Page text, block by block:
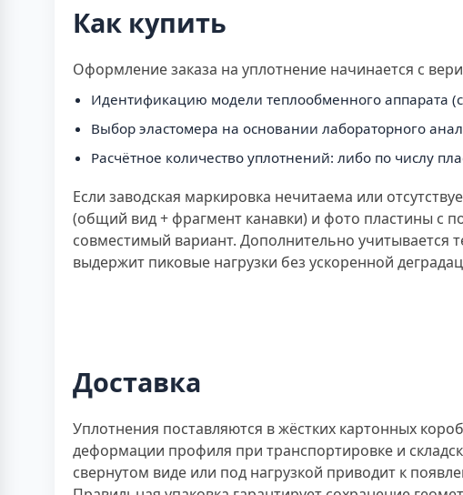
Как купить
Оформление заказа на уплотнение начинается с
Идентификацию модели теплообменного аппарата
Выбор эластомера на основании лабораторного
Расчётное количество уплотнений: либо по числу
Если заводская маркировка нечитаема или
(общий вид + фрагмент канавки) и фото пластины с
совместимый вариант. Дополнительно учитывается
выдержит пиковые нагрузки без ускоренной
Доставка
Уплотнения поставляются в жёстких картонных
деформации профиля при транспортировке и
свернутом виде или под нагрузкой приводит к